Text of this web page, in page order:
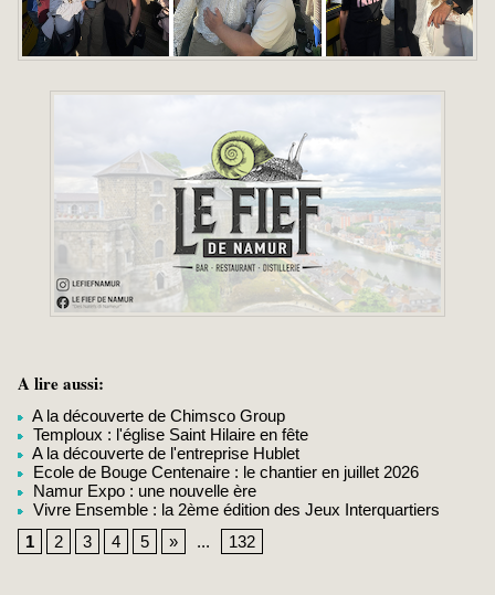
A lire aussi:
A la découverte de Chimsco Group
Temploux : l'église Saint Hilaire en fête
A la découverte de l'entreprise Hublet
Ecole de Bouge Centenaire : le chantier en juillet 2026
Namur Expo : une nouvelle ère
Vivre Ensemble : la 2ème édition des Jeux Interquartiers
1
2 3 4 5 » ... 132